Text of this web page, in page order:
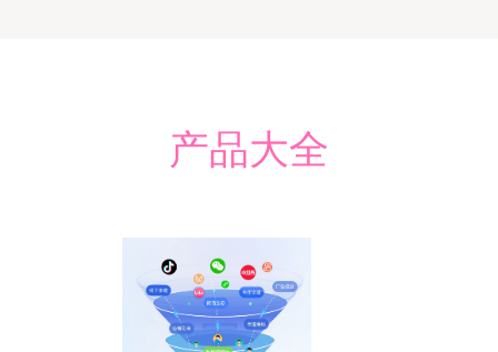
产品大全